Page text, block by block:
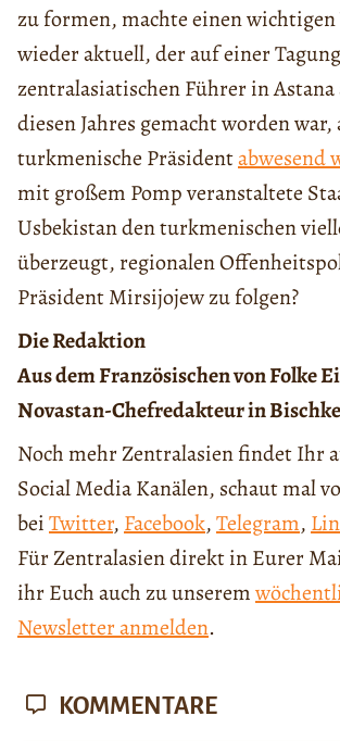
zu formen, machte einen wichtigen
wieder aktuell, der auf einer
zentralasiatischen Führer in Astana
diesen Jahres gemacht worden
turkmenische Präsidentabwesend
mit großem Pomp veranstaltete
Usbekistan den turkmenischen
überzeugt, regionalen
Präsident Mirsijojew zu folgen?
Die Redaktion
Aus dem Französischen von Folke
Novastan-Chefredakteur in
Noch mehr Zentralasien findet Ihr
Social Media Kanälen, schaut mal
beiTwitter, Facebook,Telegram,
Für Zentralasien direkt in Eurer
ihr Euch auch zu unserem
Newsletter anmelden.
KOMMENTARE